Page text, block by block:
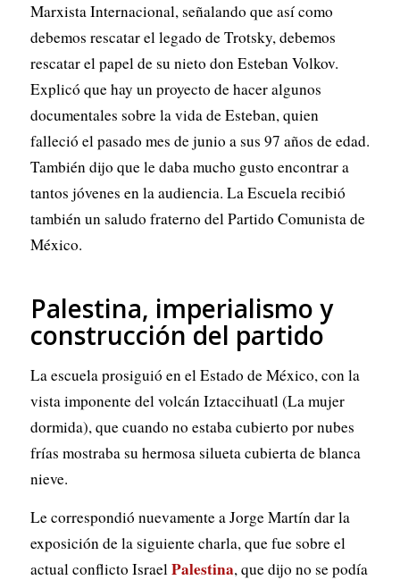
Marxista Internacional, señalando que así como
debemos rescatar el legado de Trotsky, debemos
rescatar el papel de su nieto don Esteban Volkov.
Explicó que hay un proyecto de hacer algunos
documentales sobre la vida de Esteban, quien
falleció el pasado mes de junio a sus 97 años de edad.
También dijo que le daba mucho gusto encontrar a
tantos jóvenes en la audiencia. La Escuela recibió
también un saludo fraterno del Partido Comunista de
México.
Palestina, imperialismo y
construcción del partido
La escuela prosiguió en el Estado de México, con la
vista imponente del volcán Iztaccihuatl (La mujer
dormida), que cuando no estaba cubierto por nubes
frías mostraba su hermosa silueta cubierta de blanca
nieve.
Le correspondió nuevamente a Jorge Martín dar la
exposición de la siguiente charla, que fue sobre el
actual conflicto IsraelPalestina, que dijo no se podía